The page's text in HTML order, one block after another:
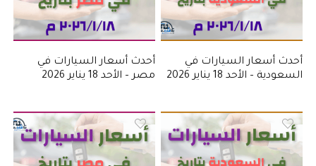
أحدث أسعار السيارات في
السعودية – الأحد 18 يناير 2026
أحدث أسعار السيارات في
مصر – الأحد 18 يناير 2026